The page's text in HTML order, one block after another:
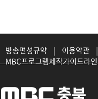
방송편성규약 | 이용약관 |
MBC프로그램제작가이드라인